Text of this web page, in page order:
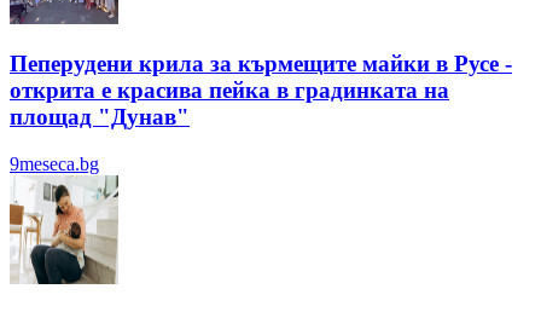
Пеперудени крила за кърмещите майки в Русе -
открита е красива пейка в градинката на
площад "Дунав"
9meseca.bg